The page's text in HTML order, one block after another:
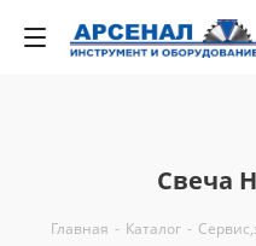
Свеча
Главная - Каталог -